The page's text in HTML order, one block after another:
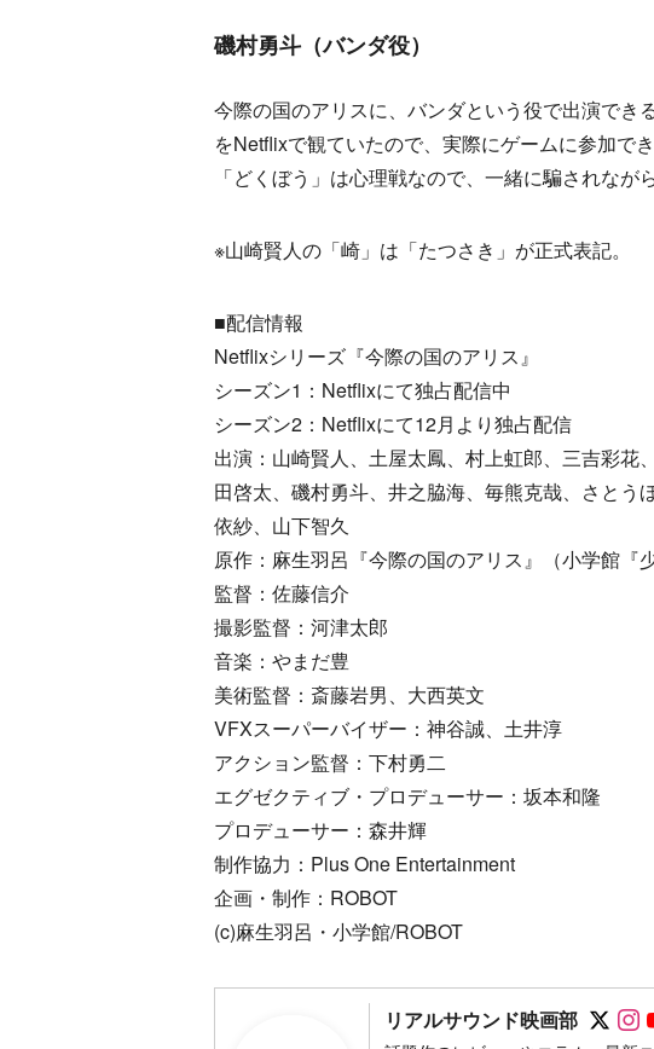
磯村勇斗（バンダ役）
今際の国のアリスに、バンダという役で出演でき
をNetflixで観ていたので、実際にゲームに参加で
「どくぼう」は心理戦なので、一緒に騙されなが
※山崎賢人の「崎」は「たつさき」が正式表記。
■配信情報
Netflixシリーズ『今際の国のアリス』
シーズン1：Netflixにて独占配信中
シーズン2：Netflixにて12月より独占配信
出演：山崎賢人、土屋太鳳、村上虹郎、三吉彩
田啓太、磯村勇斗、井之脇海、毎熊克哉、さとう
依紗、山下智久
原作：麻生羽呂『今際の国のアリス』（小学館『
監督：佐藤信介
撮影監督：河津太郎
音楽：やまだ豊
美術監督：斎藤岩男、大西英文
VFXスーパーバイザー：神谷誠、土井淳
アクション監督：下村勇二
エグゼクティブ・プロデューサー：坂本和隆
プロデューサー：森井輝
制作協力：Plus One Entertainment
企画・制作：ROBOT
(c)麻生羽呂・小学館/ROBOT
リアルサウンド映画部